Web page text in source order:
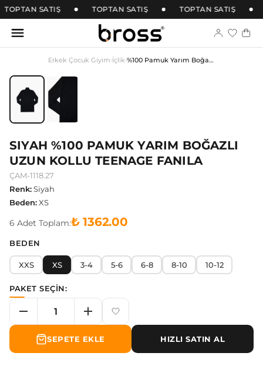
TOPTAN SATIŞ TOPTAN SATIŞ TOPTAN SATIŞ
Erkek Çocuk Giyim›İçlik› %100 Pamuk Yarım Boğazlı Uzun Kollu Teenage Fanila
SIYAH %100 PAMUK YARIM BOĞAZLI
UZUN KOLLU TEENAGE FANILA
ÇAM-1118.27
Renk:Siyah
Beden:XS
6 Adet Toplam:₺ 1362.00
BEDEN
XXS XS 3-4 5-6 6-8 8-10 10-12
PAKET SEÇİN:
SEPETE EKLE HIZLI SATIN AL